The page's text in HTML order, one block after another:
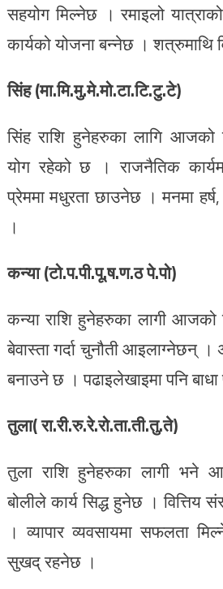
सहयोग मिल्नेछ । रमाइलो
कार्यको योजना बन्नेछ ।
सिंह (मा.मि.मु.मे.मो.टा.टि.टु.टे)
सिंह राशि हुनेहरुका लागि आजको
योग रहेको छ । राजनैतिक
प्रेममा मधुरता छाउनेछ । मनमा
।
कन्या (टो.प.पी.पू.ष.ण.ठ पे.पो)
कन्या राशि हुनेहरुका लागी
बेवास्ता गर्दा चुनौती आइलाग्नेछन्
बनाउने छ । पढाइलेखाइमा पनि
तुला( रा.री.रु.रे.रो.ता.ती.तु.ते)
तुला राशि हुनेहरुका लागी भने
बोलीले कार्य सिद्ध हुनेछ । वित्तिय
। व्यापार व्यवसायमा सफलता
सुखद् रहनेछ ।